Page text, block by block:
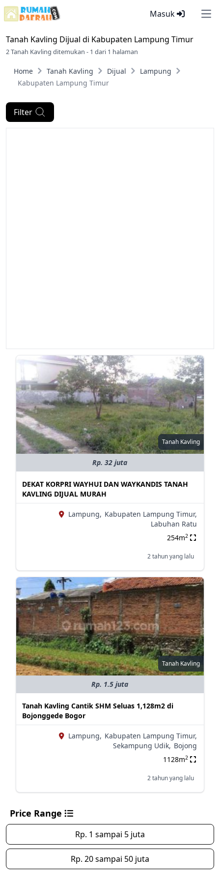
Masuk
Tanah Kavling Dijual di Kabupaten Lampung Timur
2 Tanah Kavling ditemukan - 1 dari 1 halaman
Home Tanah Kavling Dijual
Lampung
Kabupaten Lampung Timur
Filter
Tanah Kavling
Rp. 32 juta
DEKAT KORPRI WAYHUI DAN WAYKANDIS TANAH
KAVLING DIJUAL MURAH
Lampung, Kabupaten Lampung Timur,
Labuhan Ratu
254m2
2 tahun yang lalu
Tanah Kavling
Rp. 1.5 juta
Tanah Kavling Cantik SHM Seluas 1,128m2 di
Bojonggede Bogor
Lampung, Kabupaten Lampung Timur,
Sekampung Udik, Bojong
1128m2
2 tahun yang lalu
Price Range
Rp. 1 sampai 5 juta
Rp. 20 sampai 50 juta